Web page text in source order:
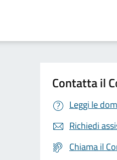
Contatta il
Leggi le
Richiedi
Chiama il